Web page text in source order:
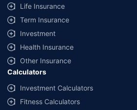
information received from the insurers.
© Copyright 2008-2026
˜Policybazaar Promise reflects the guarantee
assurance is based on certifications shared by
Life Insurance
Term Insurance
Investment
Health Insurance
Other Insurance
Calculators
Investment Calculators
Fitness Calculators